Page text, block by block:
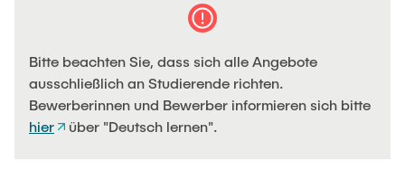
Bitte beachten Sie, dass sich alle Angebote
ausschließlich an Studierende richten.
Bewerberinnen und Bewerber informieren sich bitte
hier
über "Deutsch lernen".